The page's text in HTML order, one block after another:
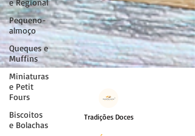
e Regional
Pequeno-
almoço
Queques e
Muffins
Miniaturas
e Petit
Fours
Biscoitos
e Bolachas